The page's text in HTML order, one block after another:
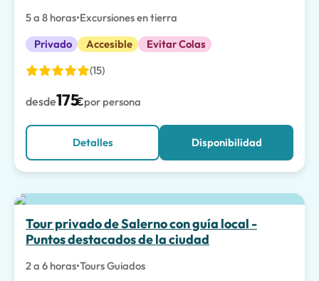
5 a 8 horas•Excursiones en tierra
Privado
Accesible
Evitar Colas
(15)
desde175€por persona
Detalles Disponibilidad
Tour privado de Salerno con guía local -
Puntos destacados de la ciudad
2 a 6 horas•Tours Guiados